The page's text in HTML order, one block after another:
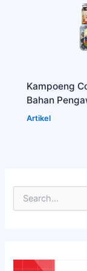
Kampoeng
Bahan
Artikel
a
n